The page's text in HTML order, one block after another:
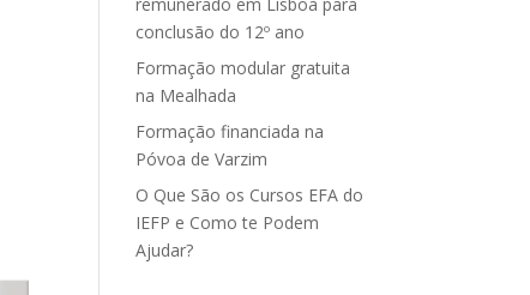
conclusão do 12º ano
Formação modular gratuita
na Mealhada
Formação financiada na
Póvoa de Varzim
O Que São os Cursos EFA do
IEFP e Como te Podem
Ajudar?